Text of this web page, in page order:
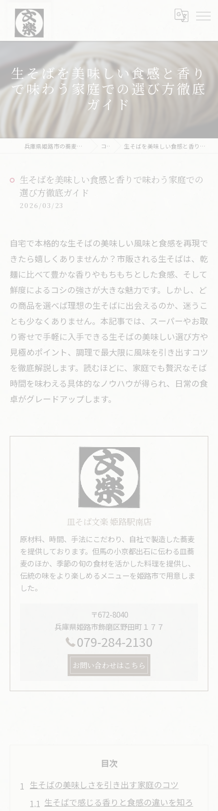
生そばを美味しい食感と香り
で味わう家庭での選び方徹底
ガイド
兵庫県姫路市の蕎麦なら文楽皿そば 姫路駅南店 コラム 生そばを美味しい食感と香りで味わう家庭での選び方徹底ガイド
生そばを美味しい食感と香りで味わう家庭での
選び方徹底ガイド
2026/03/23
自宅で本格的な生そばの美味しい風味と食感を再現で
きたら嬉しくありませんか？市販される生そばは、乾
麺に比べて豊かな香りやもちもちとした食感、そして
鮮度によるコシの強さが大きな魅力です。しかし、ど
の商品を選べば理想の生そばに出会えるのか、迷うこ
とも少なくありません。本記事では、スーパーやお取
り寄せで手軽に入手できる生そばの美味しい選び方や
見極めポイント、調理で最大限に風味を引き出すコツ
を徹底解説します。読むほどに、家庭でも贅沢なそば
時間を味わえる具体的なノウハウが得られ、日常の食
卓がグレードアップします。
皿そば文楽 姫路駅南店
原材料、時間、手法にこだわり、自社で製造した蕎麦
を提供しております。但馬の小京都出石に伝わる皿蕎
麦のほか、季節の旬の食材を活かした料理を提供し、
伝統の味をより楽しめるメニューを姫路市で用意しま
した。
〒672-8040
兵庫県姫路市飾磨区野田町１７７
079-284-2130
お問い合わせはこちら
目次
生そばの美味しさを引き出す家庭のコツ
生そばで感じる香りと食感の違いを知ろ